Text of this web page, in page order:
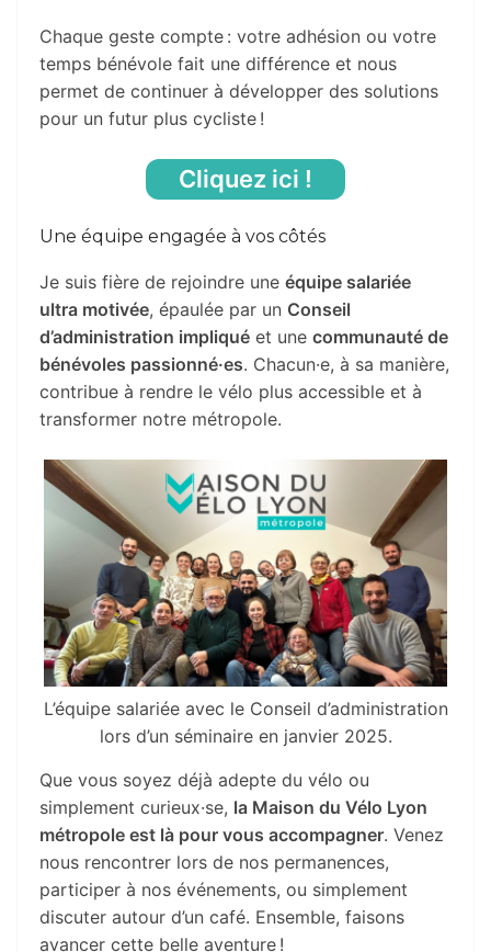
Chaque geste compte : votre adhésion ou votre
temps bénévole fait une différence et nous
permet de continuer à développer des solutions
pour un futur plus cycliste !
Cliquez ici !
Une équipe engagée à vos côtés
Je suis fière de rejoindre une équipe salariée
ultra motivée, épaulée par un Conseil
d’administration impliqué et une communauté de
bénévoles passionné·es. Chacun·e, à sa manière,
contribue à rendre le vélo plus accessible et à
transformer notre métropole.
L’équipe salariée avec le Conseil d’administration
lors d’un séminaire en janvier 2025.
Que vous soyez déjà adepte du vélo ou
simplement curieux·se, la Maison du Vélo Lyon
métropole est là pour vous accompagner. Venez
nous rencontrer lors de nos permanences,
participer à nos événements, ou simplement
discuter autour d’un café. Ensemble, faisons
avancer cette belle aventure !